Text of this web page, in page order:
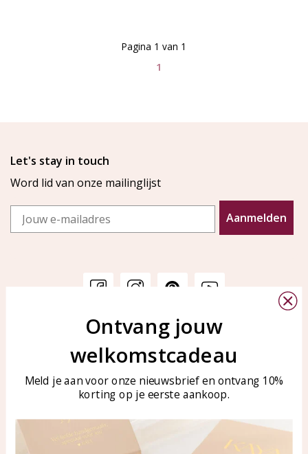
1
Pagina 1 van 1
Let's stay in touch
Word lid van onze mailinglijst
Email
Aanmelden
Veelgestelde vragen
Sieraden onderhouden
KAYA Sieraden
Bellen of WhatsApp Ma-Vr
tussen 09:00-17:00
Tel: 0850003187
WhatsApp: 0850003187
klantenservice@kayasierade
Ontvang jouw
welkomstcadeau
Meld je aan voor onze nieuwsbrief en ontvang 10%
korting op je eerste aankoop.